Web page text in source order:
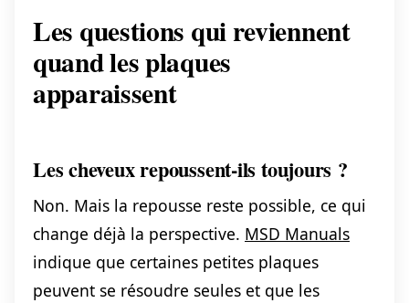
Les questions qui reviennent
quand les plaques
apparaissent
Les cheveux repoussent-ils toujours ?
Non. Mais la repousse reste possible, ce qui
change déjà la perspective. MSD Manuals
indique que certaines petites plaques
peuvent se résoudre seules et que les